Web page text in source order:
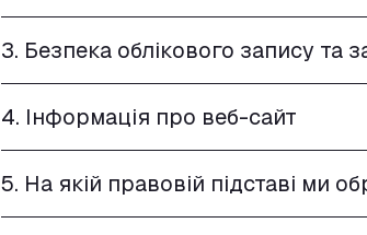
3. Безпека облікового запису та
4. Інформація про веб-сайт
5. На якій правовій підставі ми